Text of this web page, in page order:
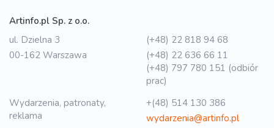
Artinfo.pl Sp. z o.o.
ul. Dzielna 3
00-162 Warszawa
(+48) 22 818 94 68
(+48) 22 636 66 11
(+48) 797 780 151 (odbiór
prac)
Wydarzenia, patronaty,
reklama
+(48) 514 130 386
wydarzenia@artinfo.pl